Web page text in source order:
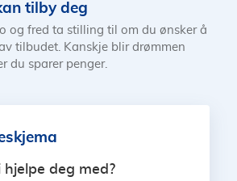
tilby deg
og fred ta stilling til om du ønsker å
tilbudet. Kanskje blir drømmen
du sparer penger.
hjelpe deg med?